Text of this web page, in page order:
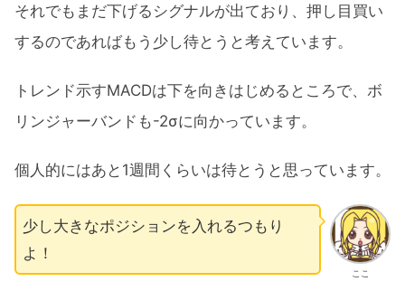
それでもまだ下げるシグナルが出ており、押し目買い
するのであればもう少し待とうと考えています。
トレンド示すMACDは下を向きはじめるところで、ボ
リンジャーバンドも-2σに向かっています。
個人的にはあと1週間くらいは待とうと思っています。
ここ
少し大きなポジションを入れるつもり
よ！